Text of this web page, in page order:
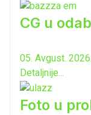
CG u
05. Avgust. 2026.
Detaljnije...
Foto u